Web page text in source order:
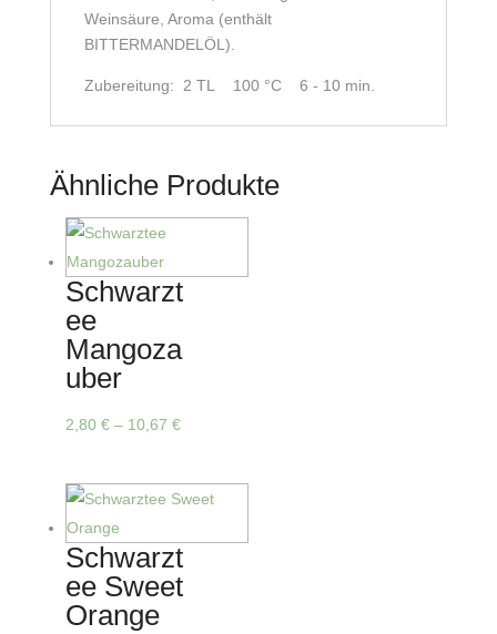
Weinsäure, Aroma (enthält
BITTERMANDELÖL).
Zubereitung: 2 TL 100 °C 6 - 10 min.
Ähnliche Produkte
Schwarzt
ee
Mangoza
uber
2,80 €– 10,67 €
weist
Varianten
Schwarzt
ee Sweet
Orange